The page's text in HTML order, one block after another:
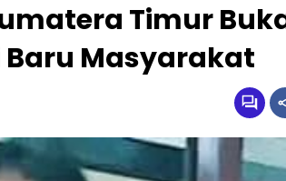
Timur
Masyarakat